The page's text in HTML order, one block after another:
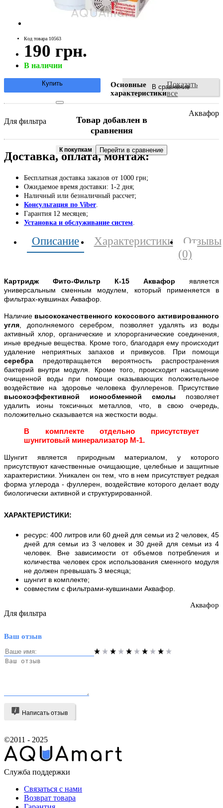
Код товара 10563
190 грн.
В наличии
В сравнение
Купить
Основные
характеристики
Показать
все
Для фильтра
Аквафор
Доставка, оплата, монтаж:
Бесплатная доставка заказов от 1000 грн;
Ожидаемое время доставки: 1-2 дня;
Наличный или безналичный рассчет;
Консультация по Viber
Гарантия 12 месяцев;
Установка и обслуживание систем
Описание Характеристики
Отзывы
(0)
Картридж Фито-Фильтр К-15 Аквафор является
универсальным сменным модулем, который применяется в
фильтрах-кувшинах Аквафор.
Наличие высококачественного кокосового активированного
угля , дополняемого серебром, позволяет удалять из воды
активный хлор, органические и хлорорганические соединения,
иные вредные вещества. Кроме того, благодаря ему происходит
удаление неприятных запахов и привкусов. При помощи
серебра предотвращается вероятность распространения
бактерий внутри модуля. Кроме того, происходит насыщение
очищенной воды при помощи оказывающих положительное
воздействие на здоровье человека фуллеренов. Присутствие
высокоэффективной ионообменной смолы позволяет
удалить ионы токсичных металлов, что, в свою очередь,
положительно сказывается на жесткости воды.
В комплекте отдельно присутствует
шунгитовый минерализатор М-1.
Шунгит является природным материалом, у которого
присутствуют качественные очищающие, целебные и защитные
характеристики. Уникален он тем, что в нем присутствует редкая
форма углерода - фуллерен, воздействие которого делает воду
биологически активной и структурированной.
ХАРАКТЕРИСТИКИ:
ресурс: 400 литров или 60 дней для семьи из 2 человек, 45
дней для семьи из 3 человек и 30 дней для семьи из 4
человек. Вне зависимости от объемов потребления и
количества человек срок использования сменного модуля
не должен превышать 3 месяца;
шунгит в комплекте;
совместим с фильтрами-кувшинами Аквафор.
Для фильтра
Аквафор
Ваш отзыв
Написать отзыв
©2011 - 2025
Служба поддержки
Связаться с нами
Возврат товара
Товар добавлен в
сравнения
К покупкам Перейти в сравнение